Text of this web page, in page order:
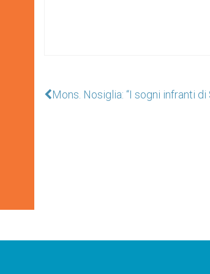
Mons. Nosiglia: “I sogni infranti